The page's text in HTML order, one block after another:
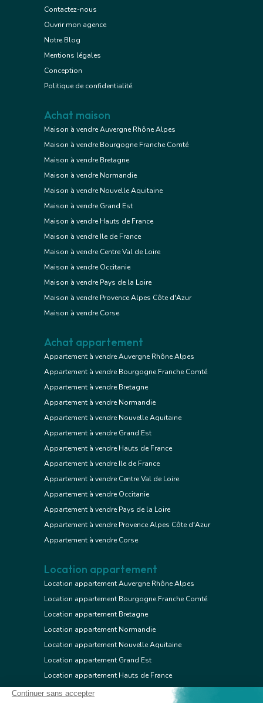
Contactez-nous
Ouvrir mon agence
Notre Blog
Mentions légales
Conception
Politique de confidentialité
Achat maison
Maison à vendre Auvergne Rhône Alpes
Maison à vendre Bourgogne Franche Comté
Maison à vendre Bretagne
Maison à vendre Normandie
Maison à vendre Nouvelle Aquitaine
Maison à vendre Grand Est
Maison à vendre Hauts de France
Maison à vendre Ile de France
Maison à vendre Centre Val de Loire
Maison à vendre Occitanie
Maison à vendre Pays de la Loire
Maison à vendre Provence Alpes Côte d'Azur
Maison à vendre Corse
Achat appartement
Appartement à vendre Auvergne Rhône Alpes
Appartement à vendre Bourgogne Franche Comté
Appartement à vendre Bretagne
Appartement à vendre Normandie
Appartement à vendre Nouvelle Aquitaine
Appartement à vendre Grand Est
Appartement à vendre Hauts de France
Appartement à vendre Ile de France
Appartement à vendre Centre Val de Loire
Appartement à vendre Occitanie
Appartement à vendre Pays de la Loire
Appartement à vendre Provence Alpes Côte d'Azur
Appartement à vendre Corse
Location appartement
Location appartement Auvergne Rhône Alpes
Location appartement Bourgogne Franche Comté
Location appartement Bretagne
Location appartement Normandie
Location appartement Nouvelle Aquitaine
Location appartement Grand Est
Location appartement Hauts de France
Location appartement Ile de France